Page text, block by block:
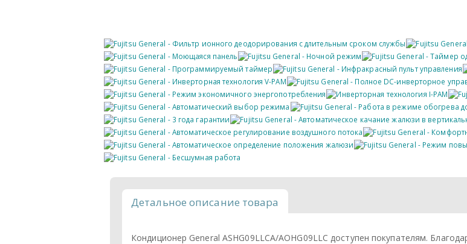
Детальное описание товара
Кондиционер General ASHG09LLCA/AOHG09LLC доступен покупателям.